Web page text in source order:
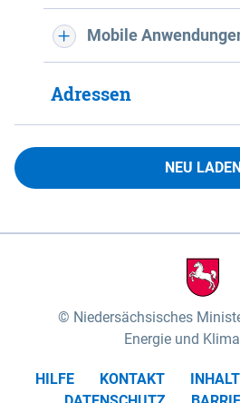
Mobile
Adressen
NEU
Niedersächsisches
Energie und
HILFE KONTAKT INHALT